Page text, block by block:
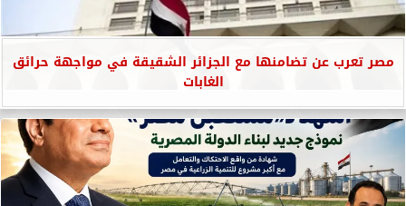
مصر تعرب عن تضامنها مع الجزائر الشقيقة في مواجهة حرائق
الغابات